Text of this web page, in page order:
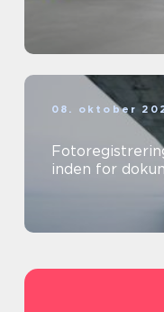
08. oktober
inden for